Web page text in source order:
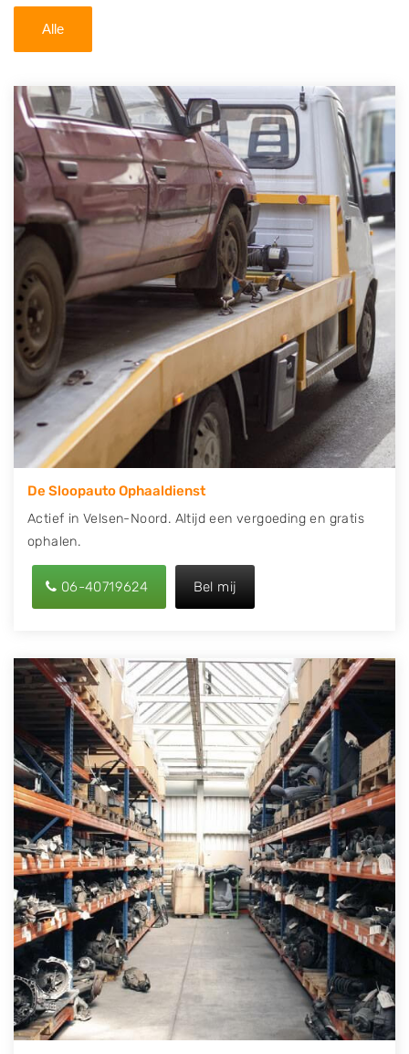
U kunt er ook voor kiezen om direct uw sloopauto te
verkopen en op te laten halen door de Sloopauto
Ophaaldienst van Autosloperijen.nl. Wij kunnen uw
auto gratis ophalen in Velsen-Noord. Neem
telefonisch contact op of maak een terugbelafspraak.
Wilt u direct een tweedehands auto onderdelen
offerte aanvragen? Dat kan via de Onderdelenlijn! Vul
uw kenteken in en druk op verzenden.
Wij kunnen u helpen met de inkoop van auto's van
eigenlijk alle merken, zoals Alfa Romeo, Audi, BMW,
Chevrolet, Citroën, Dacia, Fiat, Ford, Honda, Hyundai,
Kia, Mazda, Mercedes Benz, Mitsubishi, Nissan, Opel,
Peugeot, Porsche, Renault, Seat, Skoda, Suzuki, Tesla,
Toyota, Volkswagen en Volvo.
Alle
De Sloopauto Ophaaldienst
Actief in Velsen-Noord. Altijd een vergoeding en gratis
ophalen.
06-40719624 Bel mij